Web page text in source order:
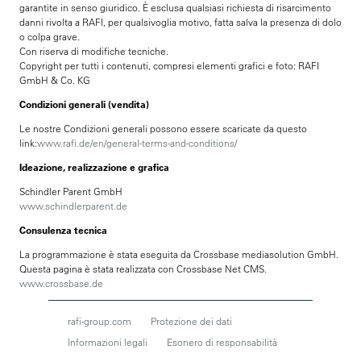
garantite in senso giuridico. È esclusa qualsiasi richiesta di risarcimento
danni rivolta a RAFI, per qualsivoglia motivo, fatta salva la presenza di dolo
o colpa grave.
Con riserva di modifiche tecniche.
Copyright per tutti i contenuti, compresi elementi grafici e foto: RAFI
GmbH & Co. KG
Condizioni generali (vendita)
Le nostre Condizioni generali possono essere scaricate da questo
link:www.rafi.de/en/general-terms-and-conditions/
Ideazione, realizzazione e grafica
Schindler Parent GmbH
www.schindlerparent.de
Consulenza tecnica
La programmazione è stata eseguita da Crossbase mediasolution GmbH.
Questa pagina è stata realizzata con Crossbase Net CMS.
www.crossbase.de
rafi-group.com
Protezione dei dati
Informazioni legali
Esonero di responsabilità